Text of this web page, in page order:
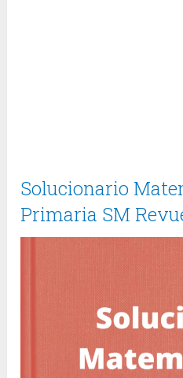
Solucionario
Primaria SM